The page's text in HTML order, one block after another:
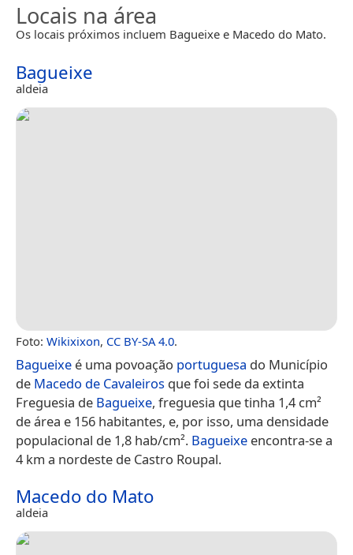
Locais na área
Os locais próximos incluem Bagueixe e Macedo do Mato.
Bagueixe
aldeia
Foto: Wikixixon, CC BY-SA 4.0.
Bagueixe é uma povoação portuguesa do Município
de Macedo de Cavaleiros que foi sede da extinta
Freguesia de Bagueixe, freguesia que tinha 1,4 cm²
de área e 156 habitantes, e, por isso, uma densidade
populacional de 1,8 hab/cm². Bagueixe encontra-se a
4 km a nordeste de Castro Roupal.
Macedo do Mato
aldeia